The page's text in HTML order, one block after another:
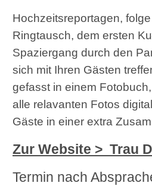
Hochzeitsreportagen,
Ringtausch, dem ersten
Spaziergang durch den
sich mit Ihren Gästen
gefasst in einem
alle relavanten Fotos
Gäste in einer extra
Zur Website > Trau
Termin nach